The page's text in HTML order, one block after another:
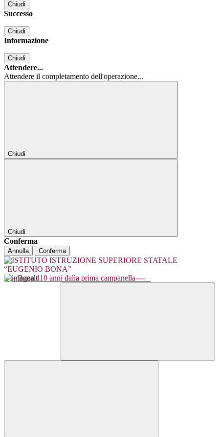
Chiudi
Successo
Chiudi
Informazione
Chiudi
Attendere...
Attendere il completamento dell'operazione...
Chiudi
Chiudi
Conferma
Annulla Conferma
----Bona 110 anni dalla prima campanella----